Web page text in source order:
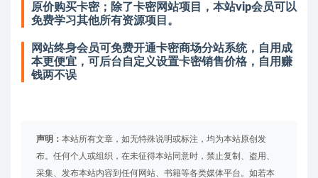
原价购买卡密；除了卡密网站项目，本站vip会员可以
免费学习其他所有资源项目。
网站终身会员可免费开通卡密商场分站系统，自用成
本更便宜，可后台自定义设置卡密销售价格，自用赚
钱两不误
声明： 本站所有文章，如无特殊说明或标注，均为本站原创发
布。任何个人或组织，在未征得本站同意时，禁止复制、盗用、
采集、发布本站内容到任何网站、书籍等各类媒体平台。如若本